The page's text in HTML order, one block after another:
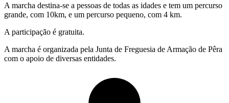
A marcha destina-se a pessoas de todas as idades e tem um percurso
grande, com 10km, e um percurso pequeno, com 4 km.
A participação é gratuita.
A marcha é organizada pela Junta de Freguesia de Armação de Pêra
com o apoio de diversas entidades.